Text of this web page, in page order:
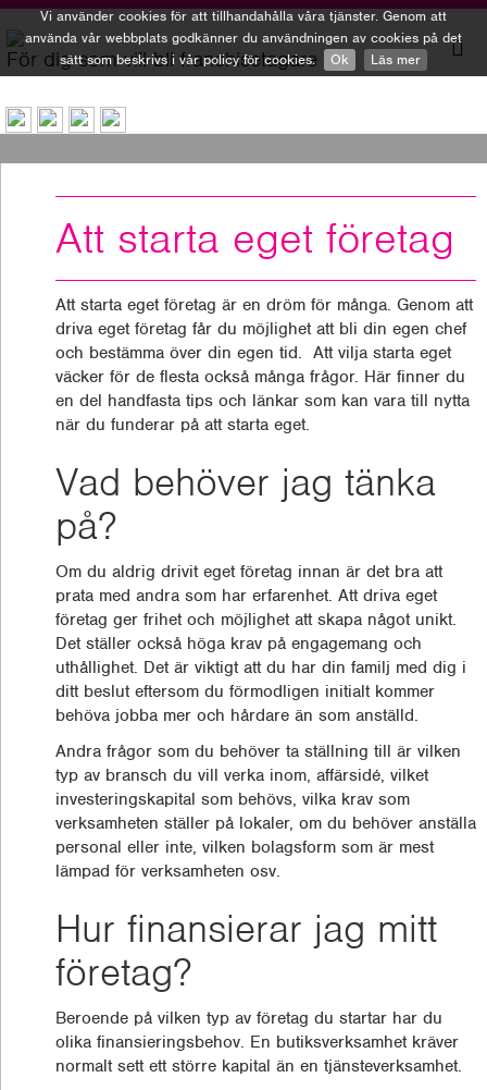
Vi använder cookies för att tillhandahålla våra tjänster. Genom att
använda vår webbplats godkänner du användningen av cookies på det
sätt som beskrivs i vår policy för cookies.
Ok Läs mer
För dig som vill bli franchisetagare
Att starta eget företag
Att starta eget företag är en dröm för många. Genom att
driva eget företag får du möjlighet att bli din egen chef
och bestämma över din egen tid. Att vilja starta eget
väcker för de flesta också många frågor. Här finner du
en del handfasta tips och länkar som kan vara till nytta
när du funderar på att starta eget.
Vad behöver jag tänka
på?
Om du aldrig drivit eget företag innan är det bra att
prata med andra som har erfarenhet. Att driva eget
företag ger frihet och möjlighet att skapa något unikt.
Det ställer också höga krav på engagemang och
uthållighet. Det är viktigt att du har din familj med dig i
ditt beslut eftersom du förmodligen initialt kommer
behöva jobba mer och hårdare än som anställd.
Andra frågor som du behöver ta ställning till är vilken
typ av bransch du vill verka inom, affärsidé, vilket
investeringskapital som behövs, vilka krav som
verksamheten ställer på lokaler, om du behöver anställa
personal eller inte, vilken bolagsform som är mest
lämpad för verksamheten osv.
Hur finansierar jag mitt
företag?
Beroende på vilken typ av företag du startar har du
olika finansieringsbehov. En butiksverksamhet kräver
normalt sett ett större kapital än en tjänsteverksamhet.